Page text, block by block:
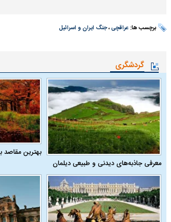
برچسب ها: عراقچی،جنگ ایران و اسرائیل
گردشگری
معرفی جاذبه‌های دیدنی و طبیعی دیلمان
بهترین مقاصد
ردپای سیاست در یک جنایت مرموز؛
ماجرای قتل مداح معروف چیست؟
جراحان قلابی در
شدند؛ از تزریق